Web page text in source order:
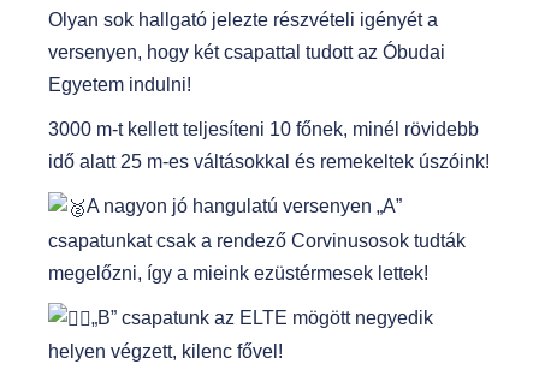
Olyan sok hallgató jelezte részvételi igényét a
versenyen, hogy két csapattal tudott az Óbudai
Egyetem indulni!
3000 m-t kellett teljesíteni 10 főnek, minél rövidebb
idő alatt 25 m-es váltásokkal és remekeltek úszóink!
A nagyon jó hangulatú versenyen „A”
csapatunkat csak a rendező Corvinusosok tudták
megelőzni, így a mieink ezüstérmesek lettek!
„B” csapatunk az ELTE mögött negyedik
helyen végzett, kilenc fővel!